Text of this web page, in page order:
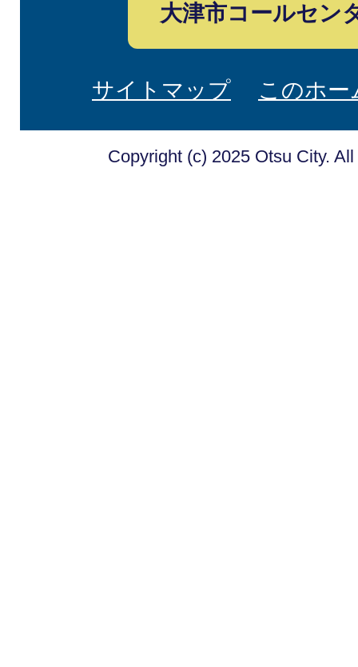
大津市コールセン
サイトマップ このホ
Copyright (c) 2025 Otsu City.